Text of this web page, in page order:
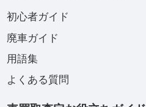
初心者ガイド
廃車ガイド
用語集
よくある質問